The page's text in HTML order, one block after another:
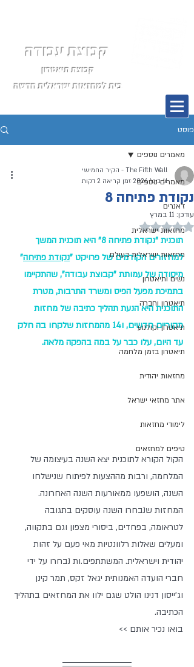
קבוצת עבודה
קבוצת תיאטרון
בית למחזאות ישראלית חדשה
תפריט
פוסט
מאמרים נוספים
ז'אנרים
מחזאות ישראלית
מחזאות ישראלית בעולם
נשים ותיאטרון
תיאטרון וחברה
תיאטרון וקולנוע
תיאטרון בזמן מלחמה
מחזאות יהודית
אתר מחזאי ישראל
לימודי מחזאות
טיפים למחזאים
מאמרים נוספים
נקודת פתיחה 8
The Fifth Wall - הקיר החמישי
11 בינו׳ 2024
זמן קריאה 2 דקות
עודכן: 11 במרץ
דירוג של NaN מתוך 5 כוכבים
תוכנית "נקודת פתיחה 8" היא תוכנית המשך
למחזורים הקודמים של פרויקט "נקודת פתיחה"
מיסודה של עמותת "קבוצת עבודה", שהתקיימו
בתמיכת מפעל הפיס ומשרד התרבות, מטרת
התוכנית היא הנעת תהליך כתיבה של מחזות
מקוריים חדשים, ו14 מהמחזות שלקחו בה חלק
עד היום, עלו כבר על במה בהפקה מלאה.
הקול הקורא לתוכנית יצא השנה בעיצומה של
המלחמה, ורבות מההצעות לפיתוח שנישלחו
השנה, הושפעו ממאורעות השנה האחרונה.
המחזות שנבחרו השנה עוסקים בתגובה
לטראומה, בפחדים, ביסורי מצפון וגם בתקווה,
ומעלים שאלות רלוונטיות מאי פעם על זהות
יהודית וישראלית. המשתתפים.ות נבחרו על ידי
חברי הועדה האמנותית יגאל זקס, תמר קינן
וג'ייסון דנינו הולט שגם ילוו את המחזאים בתהליך
הכתיבה.
בואו נכיר אותם >>